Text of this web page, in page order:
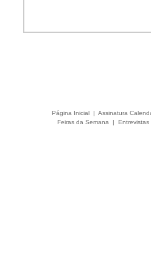
Página Inicial | Assinatura
Feiras da Semana
| Entrevistas